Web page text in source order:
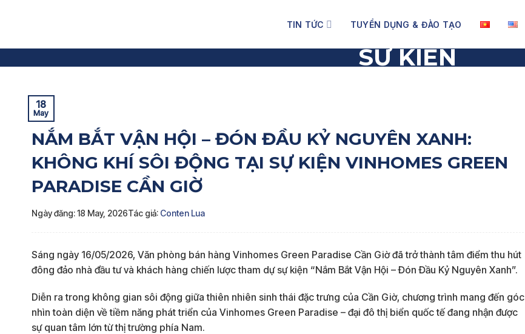
TIN TỨC TUYỂN DỤNG & ĐÀO TẠO
SỰ KIỆN
18
May
NẮM BẮT VẬN HỘI – ĐÓN ĐẦU KỶ NGUYÊN XANH:
KHÔNG KHÍ SÔI ĐỘNG TẠI SỰ KIỆN VINHOMES GREEN
PARADISE CẦN GIỜ
Ngày đăng: 18 May, 2026Tác giả: Conten Lua
Sáng ngày 16/05/2026, Văn phòng bán hàng Vinhomes Green Paradise Cần Giờ đã trở thành tâm điểm thu hút
đông đảo nhà đầu tư và khách hàng chiến lược tham dự sự kiện “Nắm Bắt Vận Hội – Đón Đầu Kỷ Nguyên Xanh”.
Diễn ra trong không gian sôi động giữa thiên nhiên sinh thái đặc trưng của Cần Giờ, chương trình mang đến góc
nhìn toàn diện về tiềm năng phát triển của Vinhomes Green Paradise – đại đô thị biển quốc tế đang nhận được
sự quan tâm lớn từ thị trường phía Nam.